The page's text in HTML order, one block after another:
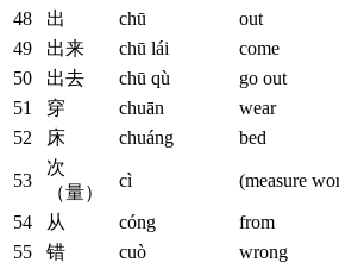
48
出 chū
out
49
出来 chū lái
come
50
出去 chū qù
go out
51
穿 chuān
wear
52
床 chuáng bed
53
次
（量）
cì (measure
54 从 cóng
from
55
错 cuò wrong